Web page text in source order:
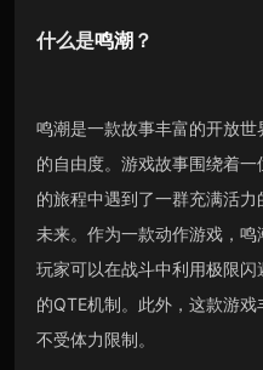
什么是鸣潮？
鸣潮是一款故事丰富的开放
的自由度。游戏故事围绕着
的旅程中遇到了一群充满活
未来。作为一款动作游戏，
玩家可以在战斗中利用极限
的QTE机制。此外，这款游
不受体力限制。